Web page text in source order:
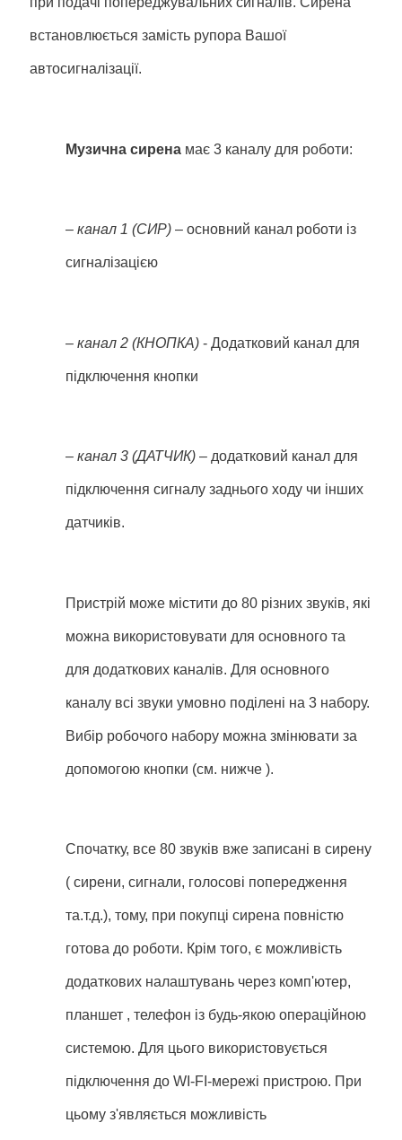
встановлюється замість рупора Вашої
автосигналізації.
Музична сиренамає 3 каналу для роботи:
– канал 1 (СИР)– основний канал роботи із
сигналізацією
– канал 2 (КНОПКА)- Додатковий канал для
підключення кнопки
– канал 3 (ДАТЧИК)– додатковий канал для
підключення сигналу заднього ходу чи інших
датчиків.
Пристрій може містити до 80 різних звуків, які
можна використовувати для основного та
для додаткових каналів. Для основного
каналу всі звуки умовно поділені на 3 набору.
Вибір робочого набору можна змінювати за
допомогою кнопки (см. нижче ).
Спочатку, все 80 звуків вже записані в сирену
( сирени, сигнали, голосові попередження
та.т.д.), тому, при покупці сирена повністю
готова до роботи. Крім того, є можливість
додаткових налаштувань через комп'ютер,
планшет , телефон із будь-якою операційною
системою. Для цього використовується
підключення до WI-FI-мережі пристрою. При
цьому з'являється можливість